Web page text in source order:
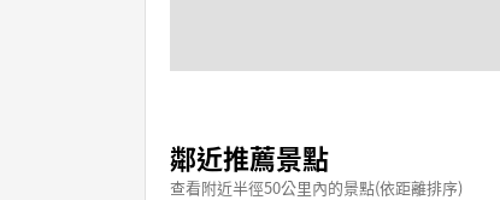
鄰近推薦景點
查看附近半徑50公里內的景點(依距離排序)